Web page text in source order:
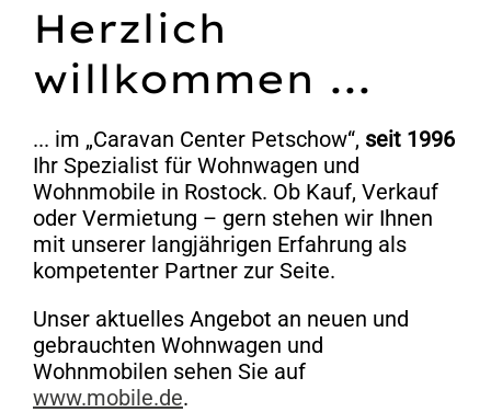
Herzlich
willkommen ...
... im „Caravan Center Petschow“, seit 1996
Ihr Spezialist für Wohnwagen und
Wohnmobile in Rostock. Ob Kauf, Verkauf
oder Vermietung – gern stehen wir Ihnen
mit unserer langjährigen Erfahrung als
kompetenter Partner zur Seite.
Unser aktuelles Angebot an neuen und
gebrauchten Wohnwagen und
Wohnmobilen sehen Sie auf
www.mobile.de.